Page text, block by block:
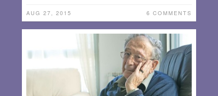
AUG 27, 2015 6 COMMENTS